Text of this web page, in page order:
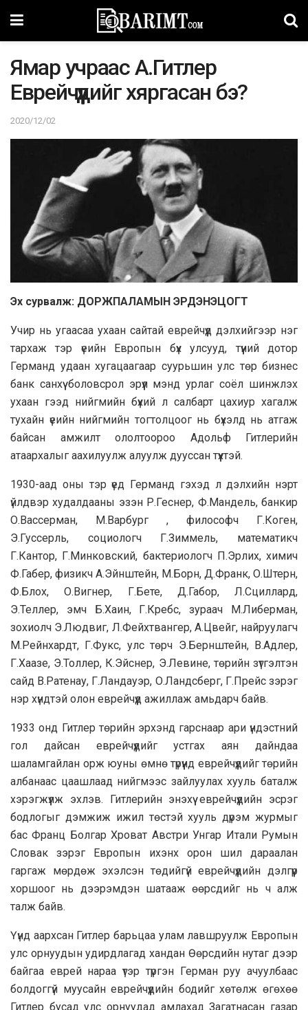
Ямар учраас А.Гитлер
Еврейчүүдийг хяргасан бэ?
2020/12/02
Эх сурвалж: ДОРЖПАЛАМЫН ЭРДЭНЭЦОГТ
Учир нь угаасаа ухаан сайтай еврейчүүд дэлхийгээр нэг
тархаж тэр үеийн Европын бүх улсууд, түүний дотор
Германд удаан хугацаагаар суурьшин улс төр бизнес
банк санхүү боловсрол эрүүл мэнд урлаг соёл шинжлэх
ухаан гээд нийгмийн бүхий л салбарт цахиур хагалж
тухайн үеийн нийгмийн тогтолцоог нь бүхэлд нь атгаж
байсан амжилт ололтоороо Адольф Гитлерийн
атаархалыг аахилуулж алуулж дууссан түүхтэй.
1930-аад оны тэр үед Германд гэхэд л дэлхийн нэрт
үйлдвэр худалдааны эзэн Р.Геснер, Ф.Мандель, банкир
О.Вассерман, М.Варбург , философч Г.Коген,
Э.Гуссерль, социологч Г.Зиммель, математикч
Г.Кантор, Г.Минковский, бактериологч П.Эрлих, химич
Ф.Габер, физикч А.Эйнштейн, М.Борн, Д.Франк, О.Штерн,
Ф.Блох, О.Вигнер, Г.Бете, Д.Габор, Л.Сциллард,
Э.Теллер, эмч Б.Хаин, Г.Кребс, зураач М.Либерман,
зохиолч Э.Людвиг, Л.Фейхтвангер, А.Цвейг, найруулагч
М.Рейнхардт, Г.Фукс, улс төрч Э.Бернштейн, В.Адлер,
Г.Хаазе, Э.Толлер, К.Эйснер, Э.Левине, төрийн зүтгэлтэн
сайд В.Ратенау, Г.Ландауэр, О.Ландсберг, Г.Прейс зэрэг
нэр хүндтэй олон еврейчүүд ажиллаж амьдарч байв.
1933 онд Гитлер төрийн эрхэнд гарснаар ари үндэстний
гол дайсан еврейчүүдийг устгах аян дайндаа
шаламгайлан орж юуны өмнө түрүүнд еврейчүүдийг төрийн
албанаас цаашлаад нийгмээс зайлуулах хууль баталж
хэрэгжүүлж эхлэв. Гитлерийн энэхүү еврейчүүдийн эсрэг
бодлогыг дэмжиж ижил төстэй хууль дүрэм журмыг
бас Франц Болгар Хроват Австри Унгар Итали Румын
Словак зэрэг Европын ихэнх орон шил дараалан
гаргаж мөрдөж эхэлсэн төдийгүй еврейчүүдийн дэлгүүр
хоршоог нь дээрэмдэн шатааж өөрсдийг нь ч алж
талж байв.
Үүнд аархсан Гитлер барьцаа улам лавшруулж Европын
улс орнуудын удирдлагад хандан Өөрсдийн нутаг дээр
байгаа еврей нараа үтэр түргэн Герман руу ачуулбаас
болдоггүй муусайн еврейчүүдийн бодийг хөтөлж өгөхөө
Гитлер бусад улс орнуудад амлахад Загатнасан газар